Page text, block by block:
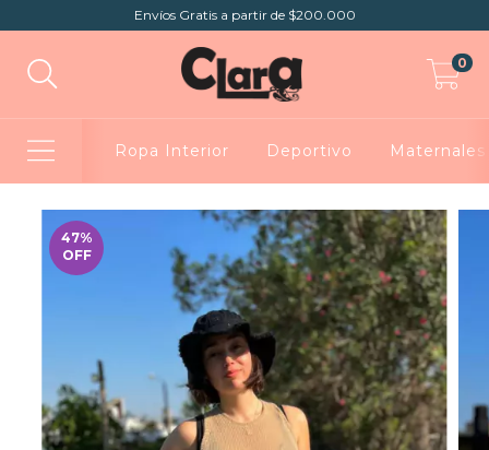
Envíos Gratis a partir de $200.000
0
Ropa Interior Deportivo Maternales
47%
OFF